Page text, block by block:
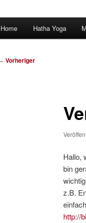
Home Hatha Yoga
Vorheriger
Hallo,
bin
z.B.
http://